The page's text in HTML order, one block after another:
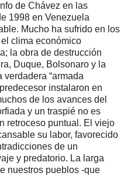
de Chávez en las
1998 en Venezuela
Mucho ha sufrido en los
clima económico
la obra de destrucción
Duque, Bolsonaro y la
“armada
instalaron en
de los avances del
y un traspié no es
retroceso puntual. El viejo
su labor, favorecido
de un
y predatorio. La larga
nuestros pueblos -que